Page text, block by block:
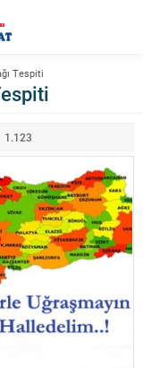
Tespiti
1.123